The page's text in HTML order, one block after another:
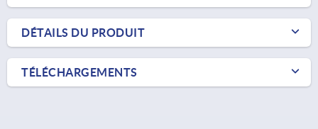
DÉTAILS DU PRODUIT
TÉLÉCHARGEMENTS